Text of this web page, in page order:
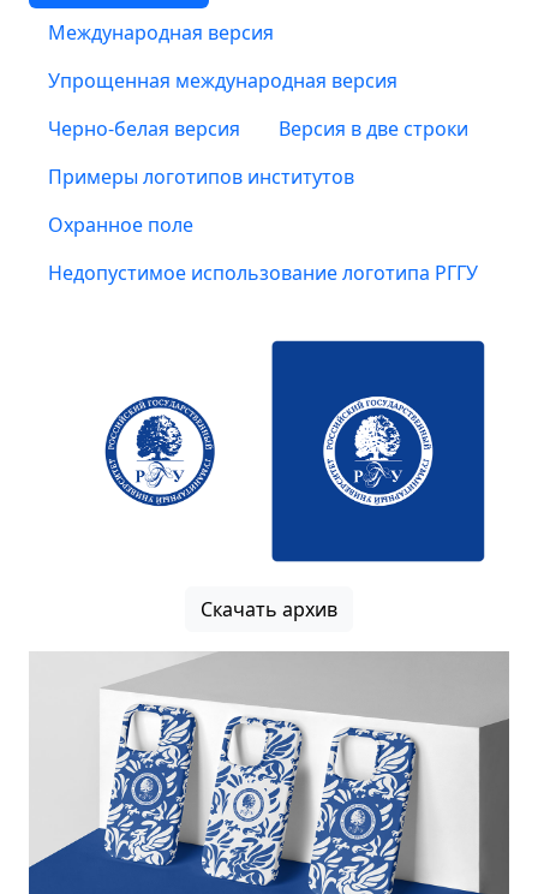
Международная версия
Упрощенная международная версия
Черно-белая версия
Версия в две строки
Примеры логотипов институтов
Охранное поле
Недопустимое использование логотипа РГГУ
Скачать архив